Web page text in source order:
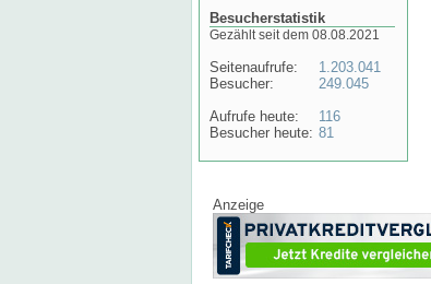
Besucherstatistik
Gezählt seit dem 08.08.2021
Seitenaufrufe:
Besucher:
Aufrufe heute:
Besucher heute:
1.203.041
249.045
116
81
Anzeige